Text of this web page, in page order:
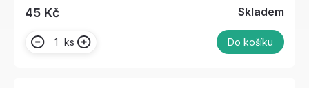
45 Kč
Skladem
ks Do košíku